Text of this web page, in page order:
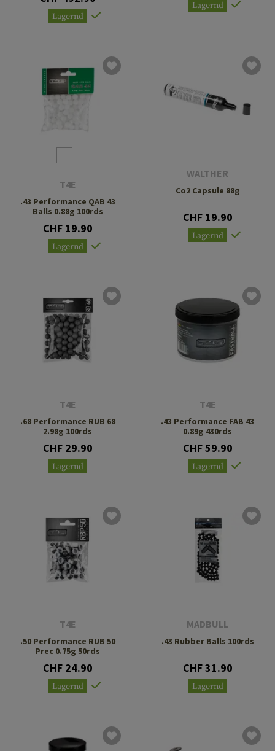
Lagernd
Lagernd
T4E
.43 Performance QAB 43
Balls 0.88g 100rds
CHF 19.90
Lagernd
WALTHER
Co2 Capsule 88g
CHF 19.90
Lagernd
T4E
.68 Performance RUB 68
2.98g 100rds
CHF 29.90
Lagernd
T4E
.43 Performance FAB 43
0.89g 430rds
CHF 59.90
Lagernd
T4E
.50 Performance RUB 50
Prec 0.75g 50rds
CHF 24.90
Lagernd
MADBULL
.43 Rubber Balls 100rds
CHF 31.90
Lagernd